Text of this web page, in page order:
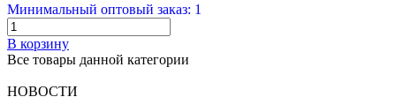
Минимальный оптовый заказ: 1
В корзину
Все товары данной категории
НОВОСТИ